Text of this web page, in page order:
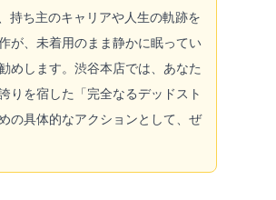
持ち主のキャリアや人生の軌跡を
が、未着用のまま静かに眠ってい
めします。渋谷本店では、あなた
りを宿した「完全なるデッドスト
の具体的なアクションとして、ぜ